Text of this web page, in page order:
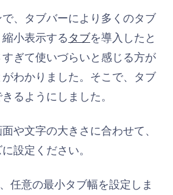
、タブバーにより多くのタブ
小表示するタブを導入したと
ぎて使いづらいと感じる方が
わかりました。そこで、タブ
るようにしました。
や文字の大きさに合わせて、
設定ください。
任意の最小タブ幅を設定しま